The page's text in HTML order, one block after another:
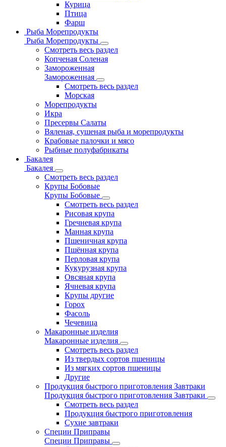
Курица
Птица
Фарш
Рыба Морепродукты
Рыба Морепродукты
Смотреть весь раздел
Копченая Соленая
Замороженная
Замороженная
Смотреть весь раздел
Морская
Морепродукты
Икра
Пресервы Салаты
Вяленая, сушеная рыба и морепродукты
Крабовые палочки и мясо
Рыбные полуфабрикаты
Бакалея
Бакалея
Смотреть весь раздел
Крупы Бобовые
Крупы Бобовые
Смотреть весь раздел
Рисовая крупа
Гречневая крупа
Манная крупа
Пшеничная крупа
Пшённая крупа
Перловая крупа
Кукурузная крупа
Овсяная крупа
Ячневая крупа
Крупы другие
Горох
Фасоль
Чечевица
Макаронные изделия
Макаронные изделия
Смотреть весь раздел
Из твердых сортов пшеницы
Из мягких сортов пшеницы
Другие
Продукция быстрого приготовления Завтраки
Продукция быстрого приготовления Завтраки
Смотреть весь раздел
Продукция быстрого приготовления
Сухие завтраки
Специи Приправы
Специи Приправы